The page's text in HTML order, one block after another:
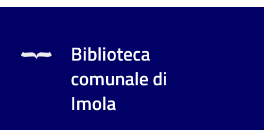
puoi
Biblioteca
comunale di
Imola